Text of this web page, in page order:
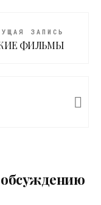
ЗАПИСЬ
ФИЛЬМЫ